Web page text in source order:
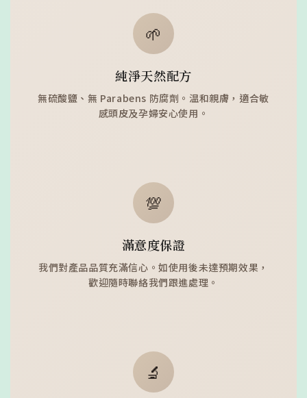
🌱
純淨天然配方
無硫酸鹽、無 Parabens 防腐劑。温和親膚，適合敏
感頭皮及孕婦安心使用。
💯
滿意度保證
我們對產品品質充滿信心。如使用後未達預期效果，
歡迎隨時聯絡我們跟進處理。
🔬